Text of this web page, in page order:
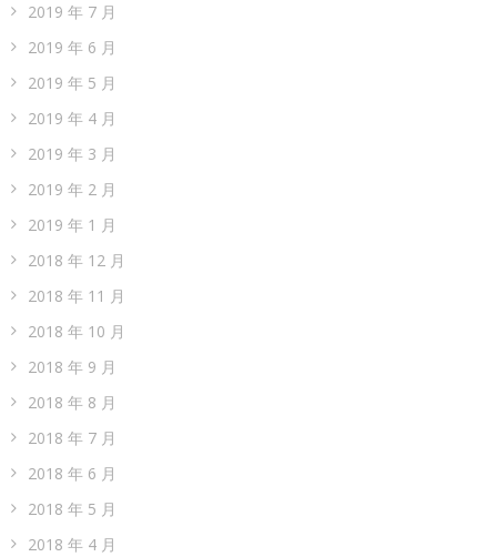
2019 年 7 月
2019 年 6 月
2019 年 5 月
2019 年 4 月
2019 年 3 月
2019 年 2 月
2019 年 1 月
2018 年 12 月
2018 年 11 月
2018 年 10 月
2018 年 9 月
2018 年 8 月
2018 年 7 月
2018 年 6 月
2018 年 5 月
2018 年 4 月